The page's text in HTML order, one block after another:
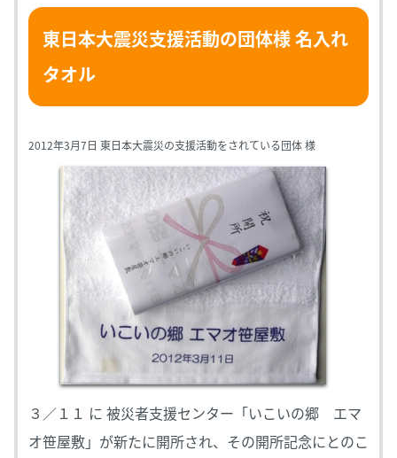
東日本大震災支援活動の団体様 名入れ
タオル
2012年3月7日 東日本大震災の支援活動をされている団体 様
３／１１ に 被災者支援センター「いこいの郷 エマ
オ笹屋敷」が新たに開所され、その開所記念にとのこ